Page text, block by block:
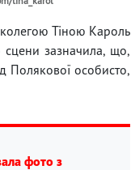
Тіною Кароль
сцени зазначила, що,
Полякової особисто,
фото з